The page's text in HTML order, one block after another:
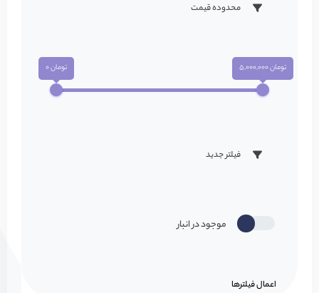
محدوده قیمت
تومان 0 تومان 5,000,000
فیلتر جدید
موجود در انبار
اعمال فیلتر‌ها